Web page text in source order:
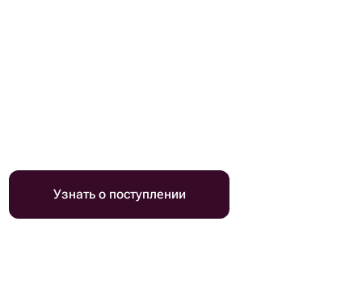
Узнать о поступлении